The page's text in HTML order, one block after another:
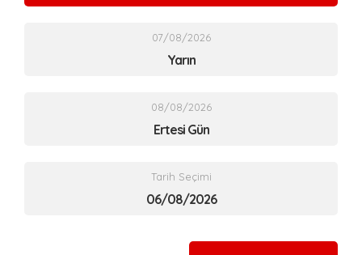
07/08/2026
Yarın
08/08/2026
Ertesi Gün
Tarih Seçimi